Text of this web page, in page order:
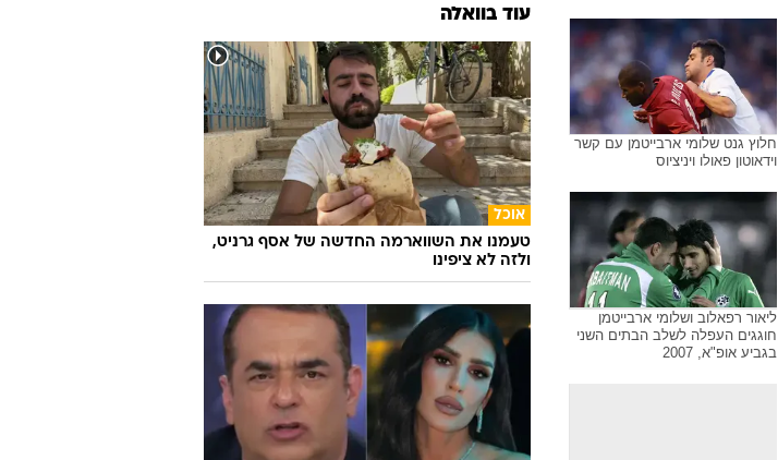
חלוץ גנט שלומי ארבייטמן עם קשר
וידאוטון פאולו ויניציוס
ליאור רפאלוב ושלומי ארבייטמן
חוגגים העפלה לשלב הבתים השני
בגביע אופ"א, 2007
עוד בוואלה
אוכל
טעמנו את השווארמה החדשה של אסף גרניט,
ולזה לא ציפינו